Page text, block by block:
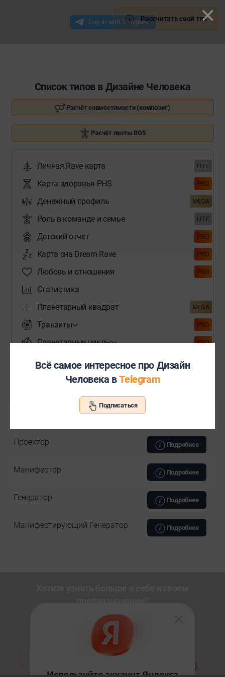
Список типов в Дизайне Человека
Расчёт совместимости (композит)
Расчёт пенты BG5
Личная Rave карта LITE
Карта здоровья PHS PRO
Денежный профиль MEGA
Роль в команде и семье LITE
Детский отчет PRO
Карта сна Dream Rave PRO
Любовь и отношения PRO
Статистика
Планетарный квадрат
MEGA
Транзиты PRO
Планетарные циклы PRO
Аудио отчёт
Рассчитать свой тип
Проектор Подробнее
Манифестор Подробнее
Генератор Подробнее
Манифестирующий Генератор Подробнее
Познакомьтесь с другими нашими сервисами со
по промокоду
×
Всё самое интересное про Дизайн
Человека вTelegram
Подписаться